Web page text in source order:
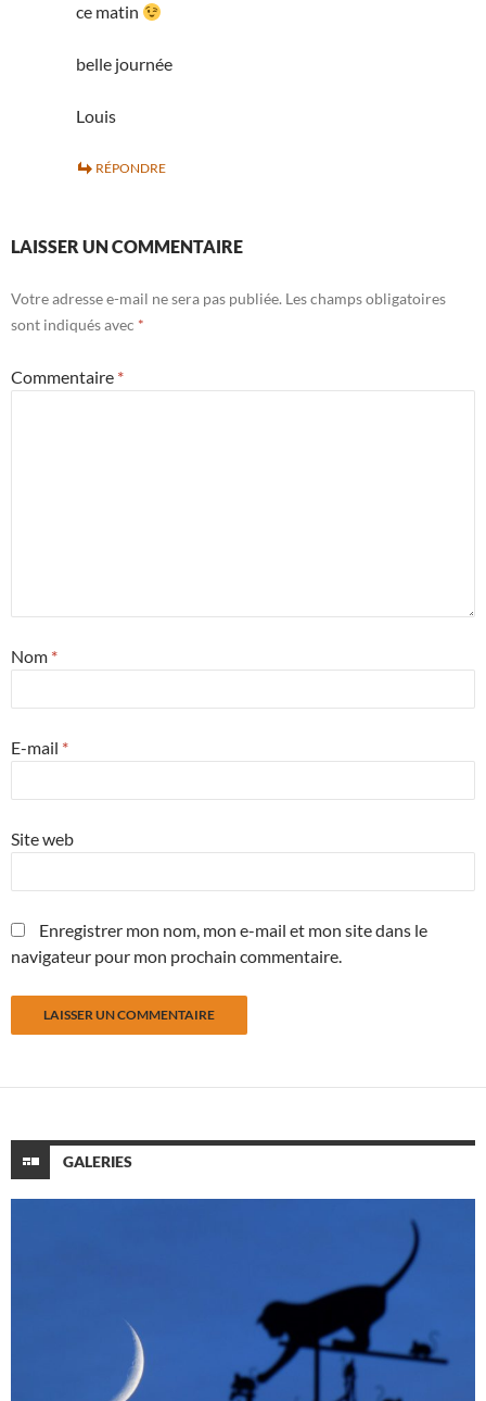
ce matin
belle journée
Louis
RÉPONDRE
LAISSER UN COMMENTAIRE
Votre adresse e-mail ne sera pas publiée. Les champs obligatoires
sont indiqués avec *
Commentaire *
Nom *
E-mail *
Site web
Enregistrer mon nom, mon e-mail et mon site dans le
navigateur pour mon prochain commentaire.
GALERIES